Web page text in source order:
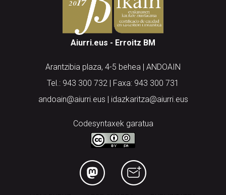
Aiurri.eus - Erroitz BM
Arantzibia plaza, 4-5 behea | ANDOAIN
Tel.: 943 300 732 | Faxa: 943 300 731
andoain@aiurri.eus | idazkaritza@aiurri.eus
Codesyntaxek garatua